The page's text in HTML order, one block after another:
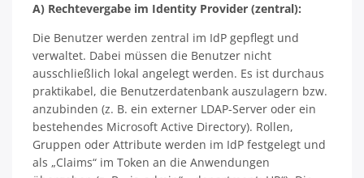
A) Rechtevergabe im Identity Provider (zentral):
Die Benutzer werden zentral im IdP gepflegt und
verwaltet. Dabei müssen die Benutzer nicht
ausschließlich lokal angelegt werden. Es ist durchaus
praktikabel, die Benutzerdatenbank auszulagern bzw.
anzubinden (z. B. ein externer LDAP-Server oder ein
bestehendes Microsoft Active Directory). Rollen,
Gruppen oder Attribute werden im IdP festgelegt und
als „Claims“ im Token an die Anwendungen